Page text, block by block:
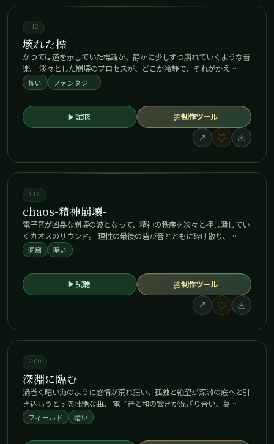
1:12
壊れた標
かつては道を示していた標識が、静かに少しずつ崩れていくような音
楽。 淡々とした崩壊のプロセスが、どこか冷静で、それがかえ…
怖い ファンタジー
試聴
制作ツール
↗
♡
3:12
chaos-精神崩壊-
電子音が凶暴な崩壊の波となって、精神の秩序を次々と押し潰してい
くカオスのサウンド。 理性の最後の砦が音とともに砕け散り、…
洞窟 暗い
試聴
制作ツール
↗
♡
2:00
深淵に臨む
渦巻く暗い海のように感情が荒れ狂い、孤独と絶望が深淵の底へと引
き込もうとする壮絶な曲。 電子音と和の響きが混ざり合い、葛…
フィールド 暗い